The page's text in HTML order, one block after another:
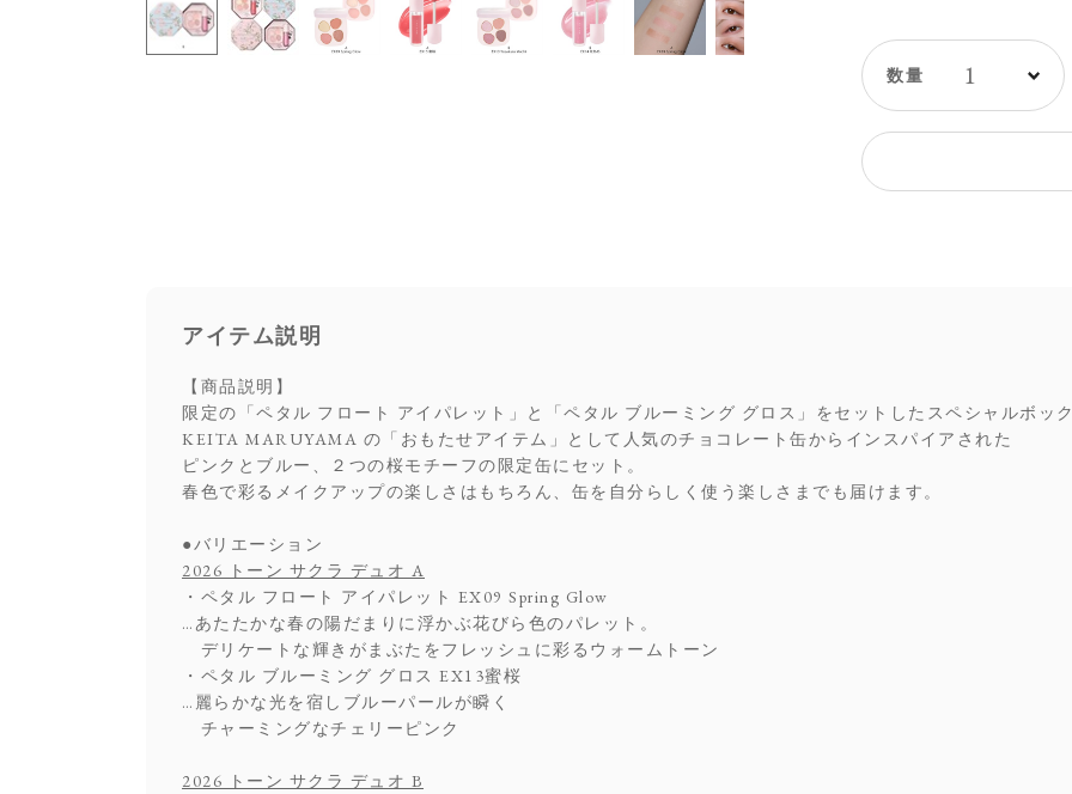
1
アイテム説明
【商品説明】
限定の「ペタル フロート アイパレット」と「ペタル ブルーミング グロス」をセットしたスペシャルボック
KEITA MARUYAMA の「おもたせアイテム」として人気のチョコレート缶からインスパイアされた
ピンクとブルー、２つの桜モチーフの限定缶にセット。
春色で彩るメイクアップの楽しさはもちろん、缶を自分らしく使う楽しさまでも届けます。
●バリエーション
2026 トーン サクラ デュオ A
・ペタル フロート アイパレット EX09 Spring Glow
…あたたかな春の陽だまりに浮かぶ花びら色のパレット。
デリケートな輝きがまぶたをフレッシュに彩るウォームトーン
・ペタル ブルーミング グロス EX13蜜桜
…麗らかな光を宿しブルーパールが瞬く
チャーミングなチェリーピンク
2026 トーン サクラ デュオ B